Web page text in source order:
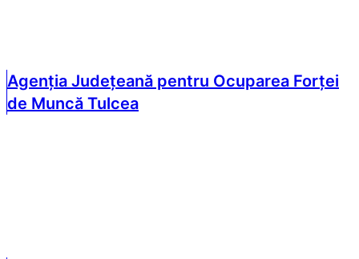
Agenția Județeană pentru Ocuparea Forței
de Muncă Tulcea